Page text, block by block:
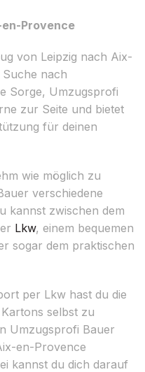
en-Provence
von Leipzig nach Aix-
nach
Sorge, Umzugsprofi
zur Seite und bietet
für deinen
wie möglich zu
verschiedene
kannst zwischen dem
Lkw, einem bequemen
sogar dem praktischen
per Lkw hast du die
selbst zu
Umzugsprofi Bauer
en-Provence
kannst du dich darauf